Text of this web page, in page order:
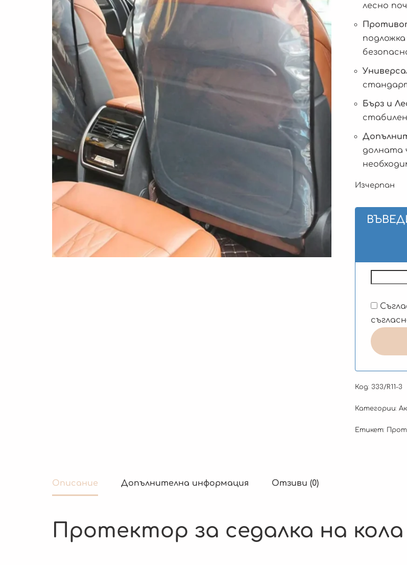
лесно
Бърз и
долната
Изчерпан
Код: 333/R11-3
Категории:
Етикет:
Описание Допълнителна информация Отзиви (0)
Протектор за седалка на кола